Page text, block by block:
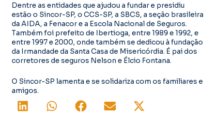
Dentre as entidades que ajudou a fundar e presidiu
estão o Sincor-SP, o CCS-SP, a SBCS, a seção brasileira
da AIDA, a Fenacor e a Escola Nacional de Seguros.
Também foi prefeito de Ibertioga, entre 1989 e 1992, e
entre 1997 e 2000, onde também se dedicou à fundação
da Irmandade da Santa Casa de Misericórdia. É pai dos
corretores de seguros Nelson e Élcio Fontana.
O Sincor-SP lamenta e se solidariza com os familiares e
amigos.